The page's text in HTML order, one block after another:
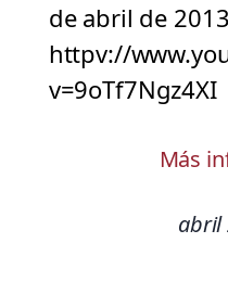
de abril de
httpv://
v=9oTf7Ngz4XI
Más
abril